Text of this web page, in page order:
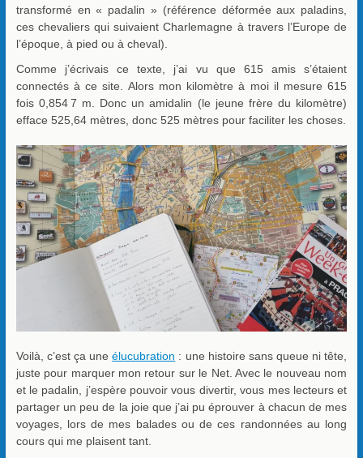
transformé en « padalin » (référence déformée aux paladins,
ces chevaliers qui suivaient Charlemagne à travers l’Europe de
l’époque, à pied ou à cheval).
Comme j’écrivais ce texte, j’ai vu que 615 amis s’étaient
connectés à ce site. Alors mon kilomètre à moi il mesure 615
fois 0,854 7 m. Donc un amidalin (le jeune frère du kilomètre)
efface 525,64 mètres, donc 525 mètres pour faciliter les choses.
Voilà, c’est ça uneélucubration : une histoire sans queue ni tête,
juste pour marquer mon retour sur le Net. Avec le nouveau nom
et le padalin, j’espère pouvoir vous divertir, vous mes lecteurs et
partager un peu de la joie que j’ai pu éprouver à chacun de mes
voyages, lors de mes balades ou de ces randonnées au long
cours qui me plaisent tant.